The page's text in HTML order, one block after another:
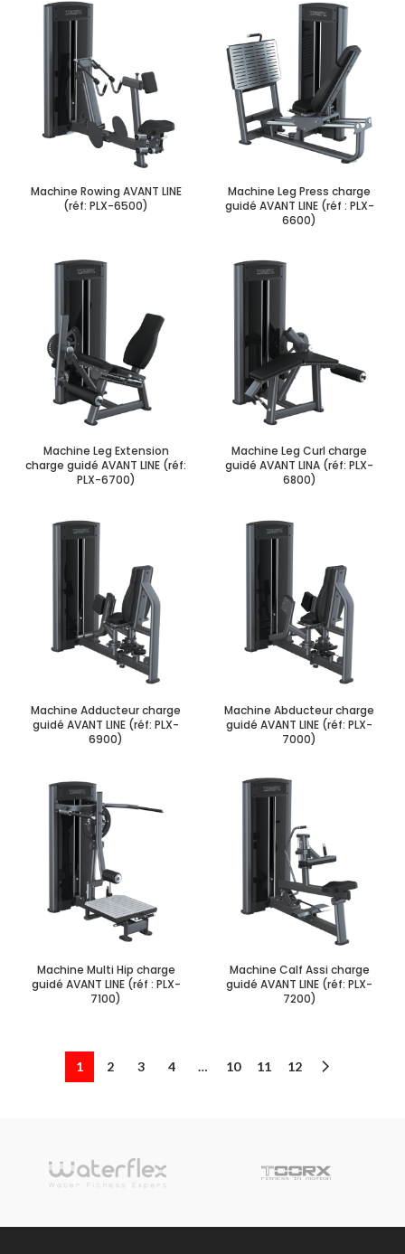
Machine Rowing AVANT LINE
(réf: PLX-6500)
Machine Leg Press charge
guidé AVANT LINE (réf : PLX-
6600)
Machine Leg Extension
charge guidé AVANT LINE (réf:
PLX-6700)
Machine Leg Curl charge
guidé AVANT LINA (réf: PLX-
6800)
Machine Adducteur charge
guidé AVANT LINE (réf: PLX-
6900)
Machine Abducteur charge
guidé AVANT LINE (réf: PLX-
7000)
Machine Multi Hip charge
guidé AVANT LINE (réf : PLX-
7100)
Machine Calf Assi charge
guidé AVANT LINE (réf: PLX-
7200)
1 2 3 4 … 10 11 12